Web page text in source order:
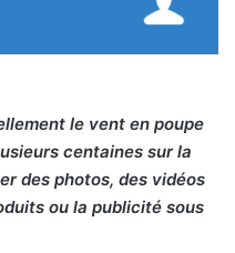
le vent en poupe
centaines sur la
des photos, des vidéos
ou la publicité sous